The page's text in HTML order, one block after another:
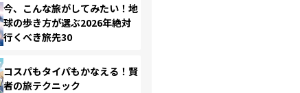
今、こんな旅がしてみたい！地
球の歩き方が選ぶ2026年絶対
行くべき旅先30
コスパもタイパもかなえる！賢
者の旅テクニック